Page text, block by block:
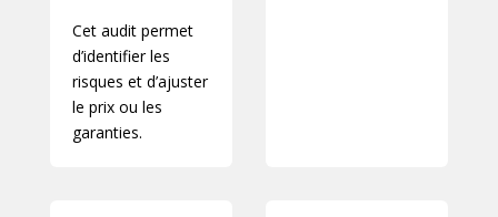
Cet audit permet
d’identifier les
risques et d’ajuster
le prix ou les
garanties.